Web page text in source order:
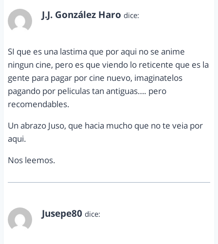
J.J. González Haro dice:
SI que es una lastima que por aqui no se anime
ningun cine, pero es que viendo lo reticente que es la
gente para pagar por cine nuevo, imaginatelos
pagando por peliculas tan antiguas…. pero
recomendables.
Un abrazo Juso, que hacia mucho que no te veia por
aqui.
Nos leemos.
Jusepe80 dice: